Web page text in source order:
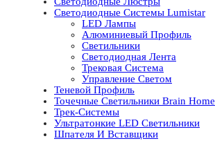
Светодиодные Системы Lumistar
LED Лампы
Алюминиевый Профиль
Светильники
Светодиодная Лента
Трековая Система
Управление Светом
Теневой Профиль
Точечные Светильники Brain Home
Трек-Системы
Ультратонкие LED Светильники
Шпателя И Вставщики